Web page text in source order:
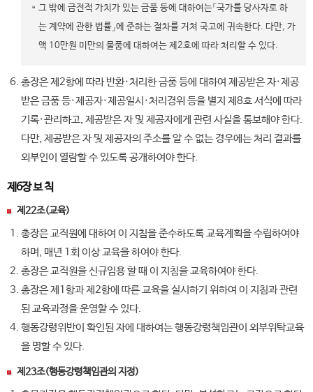
그 밖에 금전적 가치가 있는 금품 등에 대하여는「국가를 당사자로 하
는 계약에 관한 법률」에 준하는 절차를 거쳐 국고에 귀속한다. 다만, 가
액 10만원 미만의 물품에 대하여는 제2호에 따라 처리할 수 있다.
총장은 제2항에 따라 반환·처리한 금품 등에 대하여 제공받은 자·제공
받은 금품 등·제공자·제공일시·처리경위 등을 별지 제8호 서식에 따라
기록·관리하고, 제공받은 자 및 제공자에게 관련 사실을 통보해야 한다.
다만, 제공받은 자 및 제공자의 주소를 알 수 없는 경우에는 처리 결과를
외부인이 열람할 수 있도록 공개하여야 한다.
제6장 보 칙
제22조(교육)
총장은 교직원에 대하여 이 지침을 준수하도록 교육계획을 수립하여야
하며, 매년 1회 이상 교육을 하여야 한다.
총장은 교직원을 신규임용 할 때 이 지침을 교육하여야 한다.
총장은 제1항과 제2항에 따른 교육을 실시하기 위하여 이 지침과 관련
된 교육과정을 운영할 수 있다.
행동강령위반이 확인된 자에 대하여는 행동강령책임관이 외부위탁교육
을 명할 수 있다.
제23조(행동강령책임관의 지정)